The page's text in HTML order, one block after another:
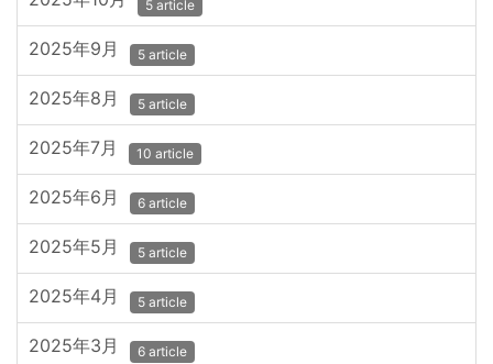
5 article
2025年9月 5 article
2025年8月 5 article
2025年7月 10 article
2025年6月 6 article
2025年5月 5 article
2025年4月 5 article
2025年3月 6 article